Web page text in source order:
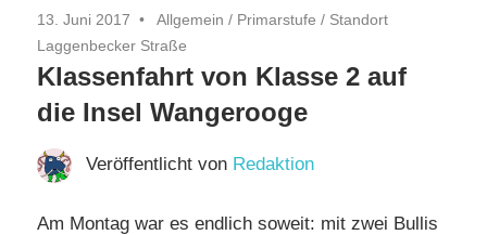
13. Juni 2017 Allgemein / Primarstufe / Standort
Laggenbecker Straße
Klassenfahrt von Klasse 2 auf
die Insel Wangerooge
Veröffentlicht von Redaktion
Am Montag war es endlich soweit: mit zwei Bullis